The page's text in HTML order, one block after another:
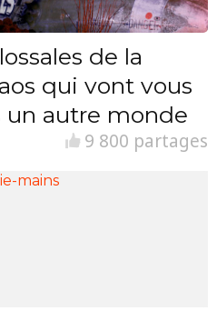
de la
qui vont vous
un autre monde
9 800 partages